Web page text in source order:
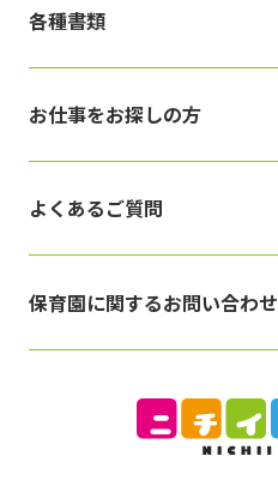
各種書類
お仕事をお探しの方
よくあるご質問
保育園に関するお問い合わせ